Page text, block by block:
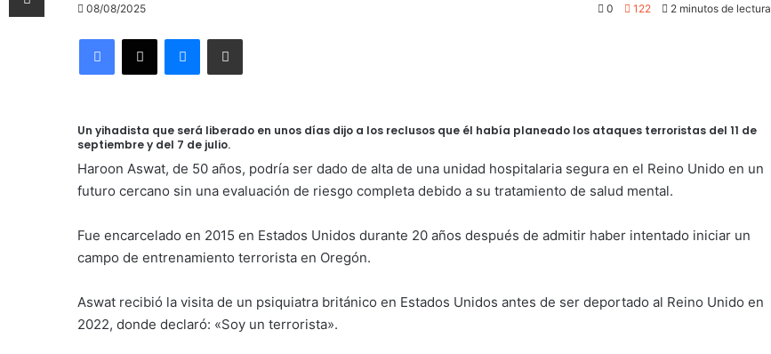
08/08/2025 0 122 2 minutos de lectura
Facebook
X MessengerCompartir por correo electrónico
Un yihadista que será liberado en unos días dijo a los reclusos que él había planeado los ataques terroristas del 11 de
septiembre y del 7 de julio.
Haroon Aswat, de 50 años, podría ser dado de alta de una unidad hospitalaria segura en el Reino Unido en un
futuro cercano sin una evaluación de riesgo completa debido a su tratamiento de salud mental.
Fue encarcelado en 2015 en Estados Unidos durante 20 años después de admitir haber intentado iniciar un
campo de entrenamiento terrorista en Oregón.
Aswat recibió la visita de un psiquiatra británico en Estados Unidos antes de ser deportado al Reino Unido en
2022, donde declaró: «Soy un terrorista».